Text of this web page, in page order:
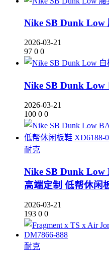
Nike SB Dunk Low
2026-03-21
97 0 0
Nike SB Dunk Low
2026-03-21
100 0 0
耐克
Nike SB Dunk Low
高端定制 低帮休闲
2026-03-21
193 0 0
耐克